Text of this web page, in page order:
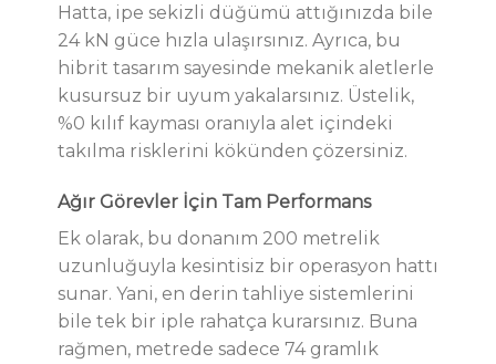
Hatta, ipe sekizli düğümü attığınızda bile
24 kN güce hızla ulaşırsınız. Ayrıca, bu
hibrit tasarım sayesinde mekanik aletlerle
kusursuz bir uyum yakalarsınız. Üstelik,
%0 kılıf kayması oranıyla alet içindeki
takılma risklerini kökünden çözersiniz.
Ağır Görevler İçin Tam Performans
Ek olarak, bu donanım 200 metrelik
uzunluğuyla kesintisiz bir operasyon hattı
sunar. Yani, en derin tahliye sistemlerini
bile tek bir iple rahatça kurarsınız. Buna
rağmen, metrede sadece 74 gramlık